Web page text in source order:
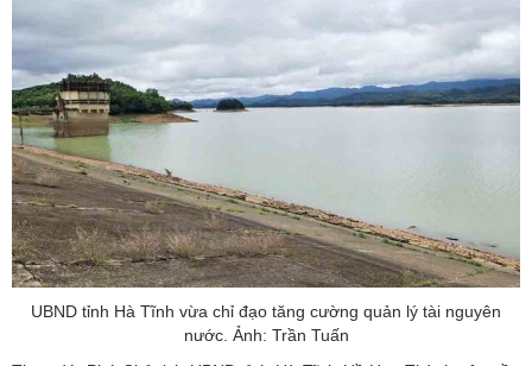
UBND tỉnh Hà Tĩnh vừa chỉ đạo tăng cường quản lý tài nguyên
nước. Ảnh: Trần Tuấn